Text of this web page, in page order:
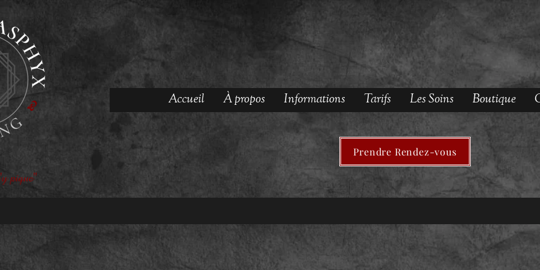
pique"
Accueil À propos Informations Tarifs Les Soins Boutique
Prendre Rendez-vous